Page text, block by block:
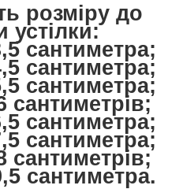
розміру до
устілки:
сантиметра;
сантиметра;
сантиметра;
сантиметрів;
сантиметра;
сантиметра;
сантиметрів;
сантиметра.